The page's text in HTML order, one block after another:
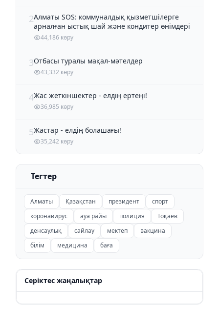
2Алматы SOS: коммуналдық қызметшілерге
арналған ыстық шай және кондитер өнімдері
44,186 көру
3Отбасы туралы мақал-мәтелдер
43,332 көру
4Жас жеткіншектер - елдің ертеңі!
36,985 көру
5Жастар - елдің болашағы!
35,242 көру
Тегтер
Алматы Қазақстан президент
спорт
коронавирус
ауа райы полиция
Тоқаев
денсаулық
сайлау мектеп
вакцина
білім
медицина баға
Серіктес жаңалықтар